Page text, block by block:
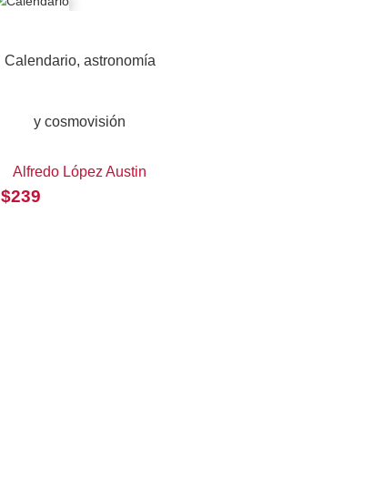
Calendario, astronomía
y cosmovisión
Alfredo López Austin
$239